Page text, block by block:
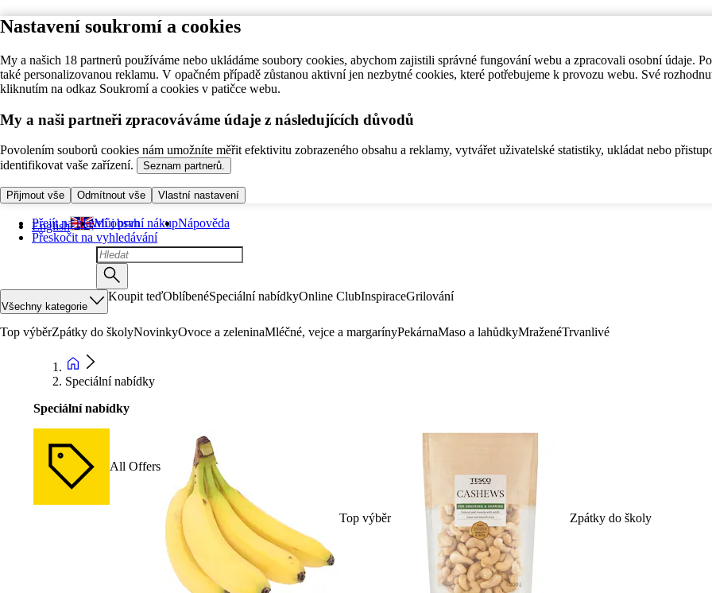
Nastavení soukromí a cookies
My a našich 18 partnerů používáme nebo ukládáme soubory cookies, abychom zajistili správné fungování webu a zpracovali osobní údaje.
také personalizovanou reklamu. V opačném případě zůstanou aktivní jen nezbytné cookies, které potřebujeme k provozu webu. Své
kliknutím na odkaz Soukromí a cookies v patičce webu.
My a naši partneři zpracováváme údaje z následujících důvodů
Povolením souborů cookies nám umožníte měřit efektivitu zobrazeného obsahu a reklamy, vytvářet uživatelské statistiky, ukládat nebo
identifikovat vaše zařízení.
Seznam partnerů.
Přijmout vše Odmítnout vše Vlastní nastavení
Přejít na hlavní obsah
Přeskočit na vyhledávání
English Můj první nákupNápověda
Všechny kategorie
Koupit teďOblíbenéSpeciální nabídkyOnline ClubInspiraceGrilování
Top výběrZpátky do školyNovinkyOvoce a zeleninaMléčné, vejce a margarínyPekárnaMaso a lahůdkyMraženéTrvanlivé
Speciální nabídky
Speciální nabídky
All Offers
Top výběr Zpátky do školy